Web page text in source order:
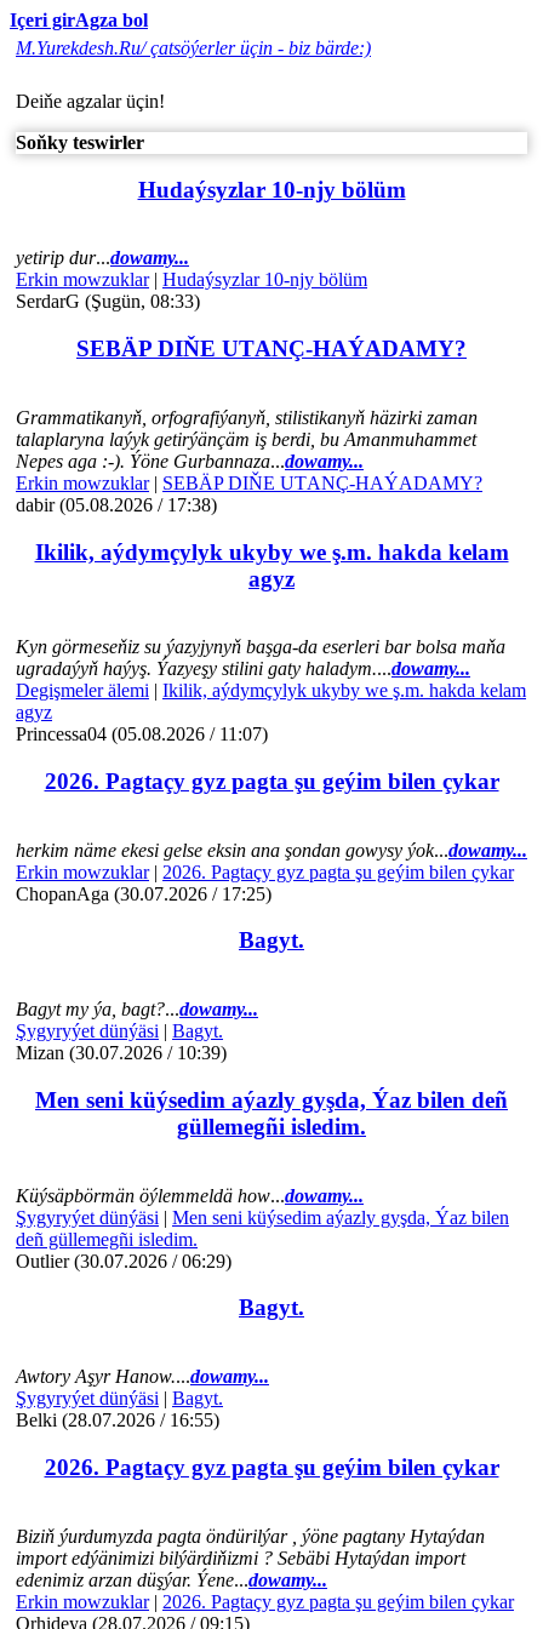
Içeri girAgza bol
M.Yurekdesh.Ru/ çatsöýerler üçin - biz bärde:)
Deiňe agzalar üçin!
Soňky teswirler
Hudaýsyzlar 10-njy bölüm
yetirip dur...dowamy...
Erkin mowzuklar| Hudaýsyzlar 10-njy bölüm
SerdarG (Şugün, 08:33)
SEBÄP DIŇE UTАNÇ-HАÝADАMY?
Grammatikanyň, orfografiýanyň, stilistikanyň häzirki zaman
talaplaryna laýyk getirýänçäm iş berdi, bu Amanmuhammet
Nepes aga :-). Ýöne Gurbannaza...dowamy...
Erkin mowzuklar| SEBÄP DIŇE UTАNÇ-HАÝADАMY?
dabir (05.08.2026 / 17:38)
Ikilik, aýdymçylyk ukyby we ş.m. hakda kelam
agyz
Kyn görmeseňiz su ýazyjynyň başga-da eserleri bar bolsa maňa
ugradaýyň haýyş. Ýazyeşy stilini gaty haladym....dowamy...
Degişmeler älemi | Ikilik, aýdymçylyk ukyby we ş.m. hakda kelam
agyz
Princessa04 (05.08.2026 / 11:07)
2026. Pagtaçy gyz pagta şu geýim bilen çykar
herkim näme ekesi gelse eksin ana şondan gowysy ýok...dowamy...
Erkin mowzuklar| 2026. Pagtaçy gyz pagta şu geýim bilen çykar
ChopanAga (30.07.2026 / 17:25)
Bagyt.
Bagyt my ýa, bagt?...dowamy...
Şygyryýet dünýäsi | Bagyt.
Mizan (30.07.2026 / 10:39)
Men seni küýsedim aýazly gyşda, Ýaz bilen deñ
güllemegñi isledim.
Küýsäpbörmän öýlemmeldä how...dowamy...
Şygyryýet dünýäsi | Men seni küýsedim aýazly gyşda, Ýaz bilen
deñ güllemegñi isledim.
Outlier (30.07.2026 / 06:29)
Bagyt.
Awtory Aşyr Hanow....dowamy...
Şygyryýet dünýäsi | Bagyt.
Belki (28.07.2026 / 16:55)
2026. Pagtaçy gyz pagta şu geýim bilen çykar
Biziň ýurdumyzda pagta öndürilýar , ýöne pagtany Hytaýdan
import edýänimizi bilýärdiňizmi ? Sebäbi Hytaýdan import
edenimiz arzan düşýar. Ýene...dowamy...
Erkin mowzuklar| 2026. Pagtaçy gyz pagta şu geýim bilen çykar
Orhideya (28.07.2026 / 09:15)